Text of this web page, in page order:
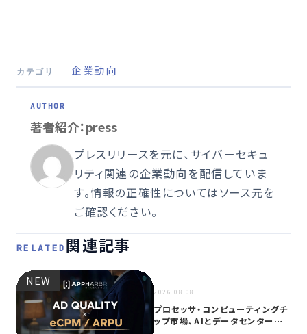
カテゴリ 企業動向
著者紹介：press
プレスリリースを元に、サイバーセキュ
リティ関連の企業動向を配信していま
す。情報の正確性についてはソース元を
ご確認ください。
RELATED 関連記事
NEW
2026.08.08
プロセッサ・コンピューティングチ
ップ市場、AIとデータセンター需